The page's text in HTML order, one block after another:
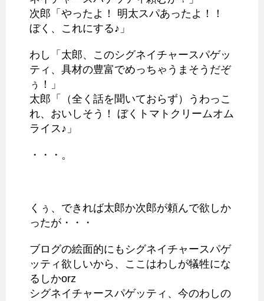
次郎「やったよ！ 明太スパあったよ！！
ぼく、これにする♪」
わし「太郎、このシグネイチャースパゲッ
ティ、具材の豊富でめっちゃうまそうだぞ
ぅ！」
太郎「（全く話を聞いておらず）うわっこ
れ、おいしそう！ ぼくトマトクリームオム
ライス♪」
・・・。
くぅ、できれば太郎か次郎が頼んで欲しか
ったが・・・
ブログの絵面的にもシグネイチャースパゲ
ッティ欲しいから、ここはわしが犠牲にな
るしかorz
シグネイチャースパゲッティ、今のわしの